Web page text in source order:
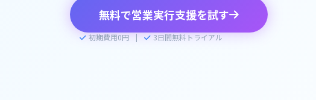
無料で営業実行支援を試す
初期費用0円 | 3日間無料トライアル